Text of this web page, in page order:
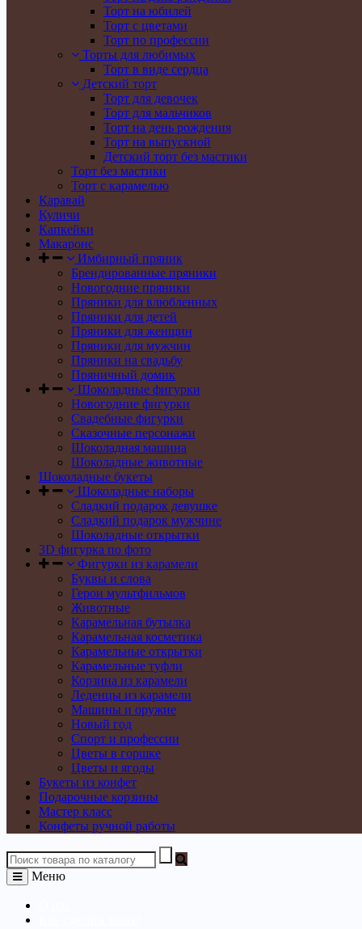
Торт на юбилей
Торт с цветами
Торт по профессии
Торты для любимых
Торт в виде сердца
Детский торт
Торт для девочек
Торт для мальчиков
Торт на день рождения
Торт на выпускной
Детский торт без мастики
Торт без мастики
Торт с карамелью
Каравай
Куличи
Капкейки
Макаронс
Имбирный пряник
Брендированные пряники
Новогодние пряники
Пряники для влюбленных
Пряники для детей
Пряники для женщин
Пряники для мужчин
Пряники на свадьбу
Пряничный домик
Шоколадные фигурки
Новогодние фигурки
Свадебные фигурки
Сказочные персонажи
Шоколадная машина
Шоколадные животные
Шоколадные букеты
Шоколадные наборы
Сладкий подарок девушке
Сладкий подарок мужчине
Шоколадные открытки
3D фигурка по фото
Фигурки из карамели
Буквы и слова
Герои мультфильмов
Животные
Карамельная бутылка
Карамельная косметика
Карамельные открытки
Карамельные туфли
Корзина из карамели
Леденцы из карамели
Машины и оружие
Новый год
Спорт и профессии
Цветы в горшке
Цветы и ягоды
Букеты из конфет
Подарочные корзины
Мастер класс
Конфеты ручной работы
Меню